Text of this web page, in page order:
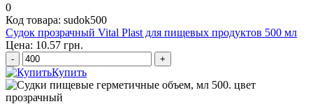
0
Код товара: sudok500
Судок прозрачный Vital Plast для пищевых продуктов 500 мл
Цена: 10.57 грн.
- +
Купить